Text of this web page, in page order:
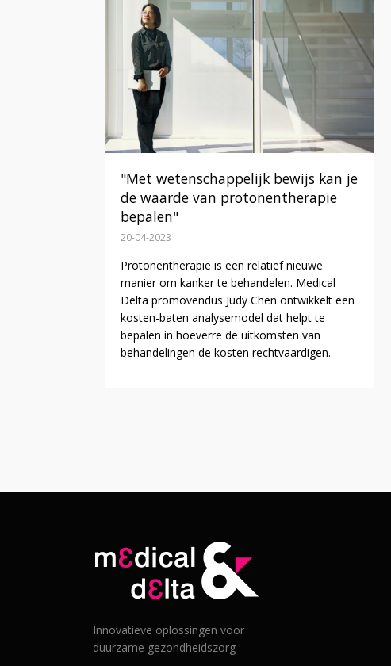
"Met wetenschappelijk bewijs kan je
de waarde van protonentherapie
bepalen"
20-04-2023
Protonentherapie is een relatief nieuwe
manier om kanker te behandelen. Medical
Delta promovendus Judy Chen ontwikkelt een
kosten-baten analysemodel dat helpt te
bepalen in hoeverre de uitkomsten van
behandelingen de kosten rechtvaardigen.
Innovatieve oplossingen voor
duurzame gezondheidszorg